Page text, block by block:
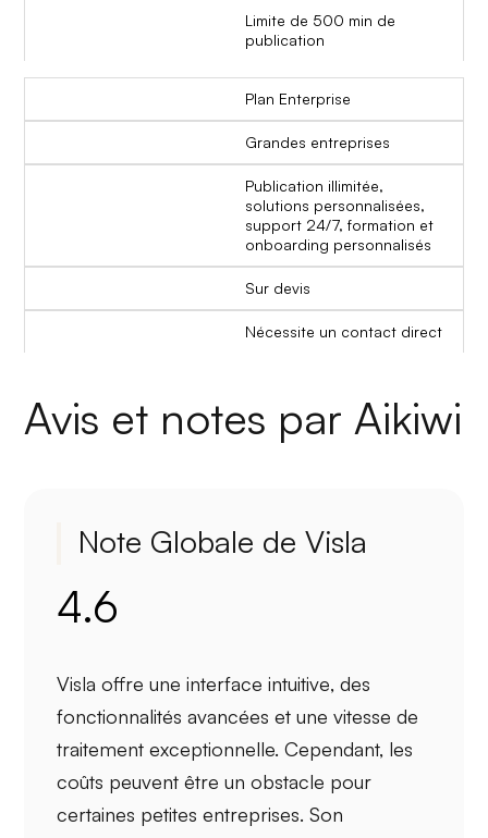
Limite de 500 min de
publication
Plan Enterprise
Grandes entreprises
Publication illimitée,
solutions personnalisées,
support 24/7, formation et
onboarding personnalisés
Sur devis
Nécessite un contact direct
Avis et notes par Aikiwi
Note Globale de Visla
4.6
Visla offre uneinterface intuitive, des
fonctionnalités avancées et unevitesse de
traitement exceptionnelle. Cependant, les
coûts peuvent être un obstacle pour
certaines petites entreprises. Son